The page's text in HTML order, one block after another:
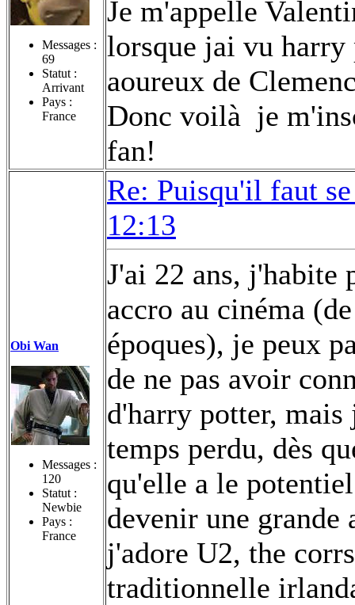
Messages :
69
Statut :
Arrivant
Pays :
France
Je m'appelle
lorsque jai vu harry
aoureux de
Donc voilà je
fan!
Obi Wan
Messages :
120
Statut :
Newbie
Pays :
France
Re: Puisqu'il faut
12:13
J'ai 22 ans, j'habite
accro au cinéma
époques), je peux
de ne pas avoir
d'harry potter,
temps perdu, dès
qu'elle a le
devenir une grande
j'adore U2, the
traditionnelle